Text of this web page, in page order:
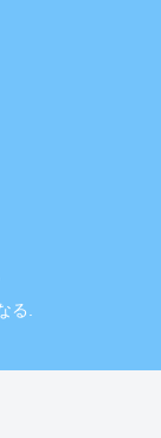
る.